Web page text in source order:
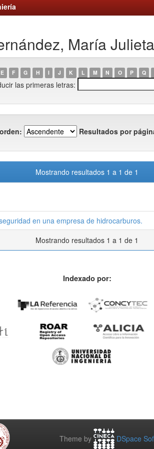
María Julieta
E F G H I J K L M N O P Q
las primeras letras:
Resultados por
Mostrando resultados 1 a 1 de 1
en una empresa de hidrocarburos.
Mostrando resultados 1 a 1 de 1
Indexado por:
Theme by DSpace